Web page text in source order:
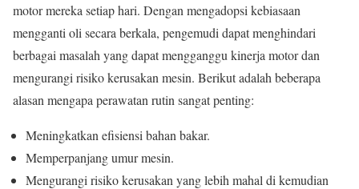
motor mereka setiap hari. Dengan mengadopsi kebiasaan
mengganti oli secara berkala, pengemudi dapat menghindari
berbagai masalah yang dapat mengganggu kinerja motor dan
mengurangi risiko kerusakan mesin. Berikut adalah beberapa
alasan mengapa perawatan rutin sangat penting:
Meningkatkan efisiensi bahan bakar.
Memperpanjang umur mesin.
Mengurangi risiko kerusakan yang lebih mahal di kemudian